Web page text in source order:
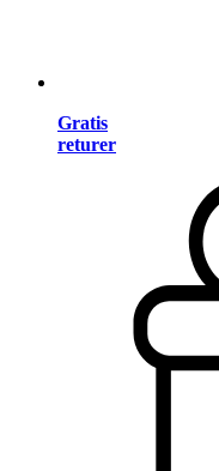
Gratis
returer